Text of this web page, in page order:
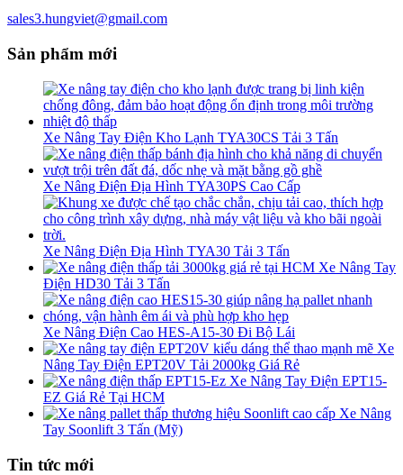
sales3.hungviet@gmail.com
Sản phẩm mới
Xe Nâng Tay Điện Kho Lạnh TYA30CS Tải 3 Tấn
Xe Nâng Điện Địa Hình TYA30PS Cao Cấp
Xe Nâng Điện Địa Hình TYA30 Tải 3 Tấn
Xe Nâng Tay
Điện HD30 Tải 3 Tấn
Xe Nâng Điện Cao HES-A15-30 Đi Bộ Lái
Xe
Nâng Tay Điện EPT20V Tải 2000kg Giá Rẻ
Xe Nâng Tay Điện EPT15-
EZ Giá Rẻ Tại HCM
Xe Nâng
Tay Soonlift 3 Tấn (Mỹ)
Tin tức mới